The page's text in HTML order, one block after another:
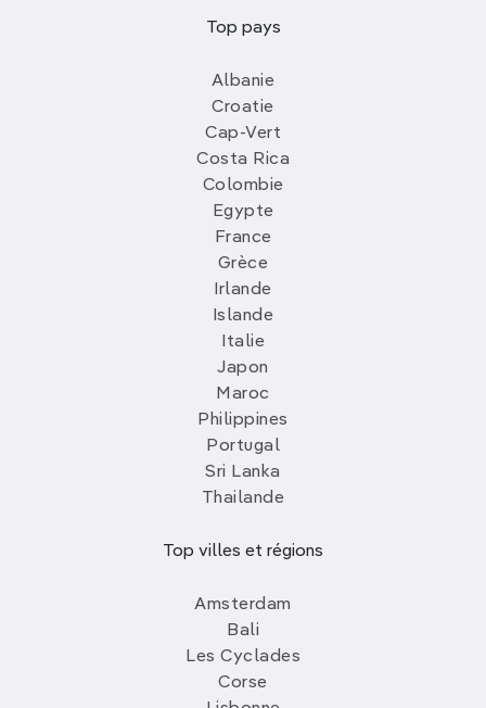
Top pays
Albanie
Croatie
Cap-Vert
Costa Rica
Colombie
Egypte
France
Grèce
Irlande
Islande
Italie
Japon
Maroc
Philippines
Portugal
Sri Lanka
Thailande
Top villes et régions
Amsterdam
Bali
Les Cyclades
Corse